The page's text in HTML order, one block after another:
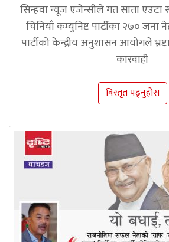
सिन्हवा न्यूज एजेन्सीले गत साता एउटा
चिनियाँ कम्युनिष्ट पार्टीका २७० जना
पार्टीको केन्द्रीय अनुशासन आयोगले
कारवाही
विस्तृत पढ्नुहोस